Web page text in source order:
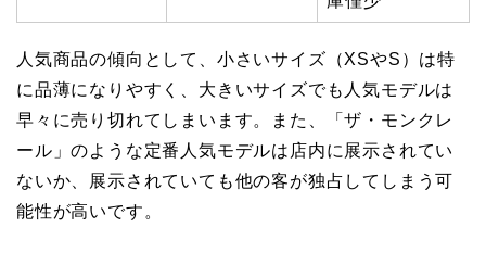
人気商品の傾向として、小さいサイズ（XSやS）は特
に品薄になりやすく、大きいサイズでも人気モデルは
早々に売り切れてしまいます。また、「ザ・モンクレ
ール」のような定番人気モデルは店内に展示されてい
ないか、展示されていても他の客が独占してしまう可
能性が高いです。